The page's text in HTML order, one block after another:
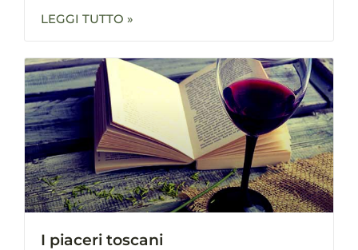
LEGGI TUTTO »
I piaceri toscani